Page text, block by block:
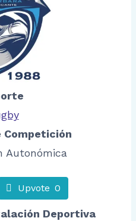
Competición
Autonómica
Upvote 0
Deportiva